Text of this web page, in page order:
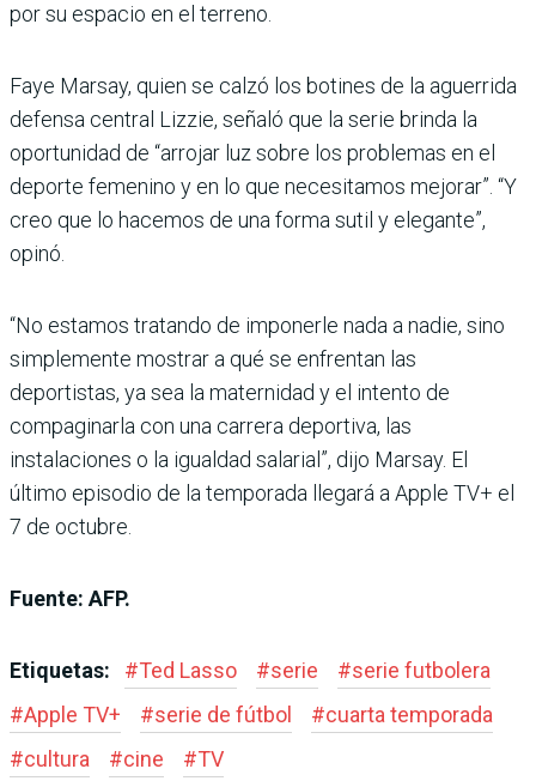
por su espacio en el terreno.
Faye Marsay, quien se calzó los botines de la aguerrida
defensa central Lizzie, señaló que la serie brinda la
oportunidad de “arrojar luz sobre los problemas en el
deporte femenino y en lo que necesitamos mejorar”. “Y
creo que lo hacemos de una forma sutil y elegante”,
opinó.
“No estamos tratando de imponerle nada a nadie, sino
simplemente mostrar a qué se enfrentan las
deportistas, ya sea la maternidad y el intento de
compaginarla con una carrera deportiva, las
instalaciones o la igualdad salarial”, dijo Marsay. El
último episodio de la temporada llegará a Apple TV+ el
7 de octubre.
Fuente: AFP.
Etiquetas: #Ted Lasso #serie #serie futbolera
#Apple TV+ #serie de fútbol #cuarta temporada
#cultura #cine #TV